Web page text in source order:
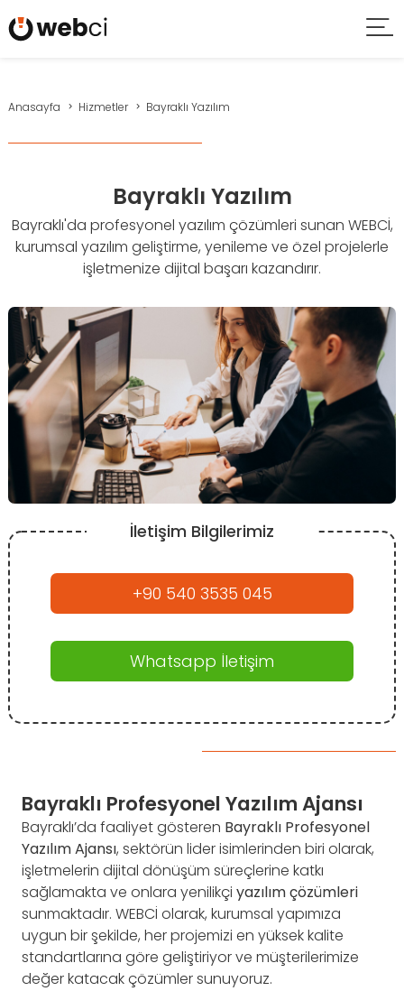
Anasayfa Hizmetler Bayraklı Yazılım
Bayraklı Yazılım
Bayraklı'da profesyonel yazılım çözümleri sunan WEBCİ,
kurumsal yazılım geliştirme, yenileme ve özel projelerle
işletmenize dijital başarı kazandırır.
İletişim Bilgilerimiz
+90 540 3535 045
Whatsapp İletişim
Bayraklı Profesyonel Yazılım Ajansı
Bayraklı’da faaliyet gösteren Bayraklı Profesyonel
Yazılım Ajansı, sektörün lider isimlerinden biri olarak,
işletmelerin dijital dönüşüm süreçlerine katkı
sağlamakta ve onlara yenilikçi yazılım çözümleri
sunmaktadır. WEBCİ olarak, kurumsal yapımıza
uygun bir şekilde, her projemizi en yüksek kalite
standartlarına göre geliştiriyor ve müşterilerimize
değer katacak çözümler sunuyoruz.